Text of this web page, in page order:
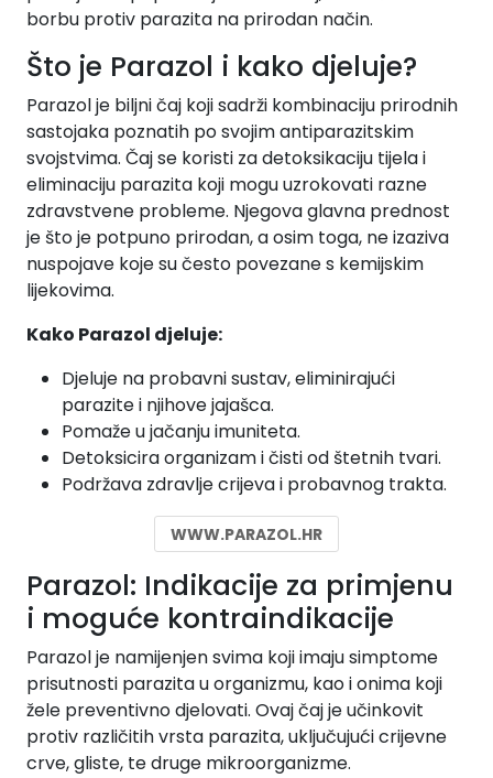
borbu protiv parazita na prirodan način.
Što je Parazol i kako djeluje?
Parazol je biljni čaj koji sadrži kombinaciju prirodnih
sastojaka poznatih po svojim antiparazitskim
svojstvima. Čaj se koristi za detoksikaciju tijela i
eliminaciju parazita koji mogu uzrokovati razne
zdravstvene probleme. Njegova glavna prednost
je što je potpuno prirodan, a osim toga, ne izaziva
nuspojave koje su često povezane s kemijskim
lijekovima.
Kako Parazol djeluje:
Djeluje na probavni sustav, eliminirajući
parazite i njihove jajašca.
Pomaže u jačanju imuniteta.
Detoksicira organizam i čisti od štetnih tvari.
Podržava zdravlje crijeva i probavnog trakta.
WWW.PARAZOL.HR
Parazol: Indikacije za primjenu
i moguće kontraindikacije
Parazol je namijenjen svima koji imaju simptome
prisutnosti parazita u organizmu, kao i onima koji
žele preventivno djelovati. Ovaj čaj je učinkovit
protiv različitih vrsta parazita, uključujući crijevne
crve, gliste, te druge mikroorganizme.